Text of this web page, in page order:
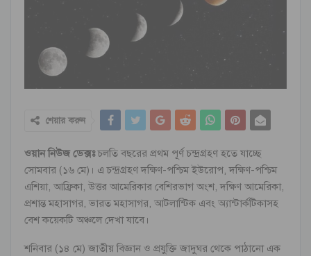
শেয়ার করুন
ওয়ান নিউজ ডেক্সঃচলতি বছরের প্রথম পূর্ণ চন্দ্রগ্রহণ হতে যাচ্ছে
সোমবার (১৬ মে)। এ চন্দ্রগ্রহণ দক্ষিণ-পশ্চিম ইউরোপ, দক্ষিণ-পশ্চিম
এশিয়া, আফ্রিকা, উত্তর আমেরিকার বেশিরভাগ অংশ, দক্ষিণ আমেরিকা,
প্রশান্ত মহাসাগর, ভারত মহাসাগর, আটলান্টিক এবং অ্যান্টার্কটিকাসহ
বেশ কয়েকটি অঞ্চলে দেখা যাবে।
শনিবার (১৪ মে) জাতীয় বিজ্ঞান ও প্রযুক্তি জাদুঘর থেকে পাঠানো এক